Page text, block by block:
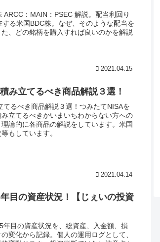
ARCC：MAIN：PSEC 解説。配当利回り
る米国BDC株。なぜ、そのような配当を
、どの銘柄を購入すれば良いのかを解説
2021.04.15
み立てるべき商品解説３選！
てるべき商品解説３選！つみたてNISAを
立てるべきかいまいちわからない方への
論的に各商品の解説をしています。米国
もしています。
2021.04.14
目の資産状況！【じぇいの投資
目の資産状況を、総資産、入金額、損
変化から記録。個人の運用ログとして、